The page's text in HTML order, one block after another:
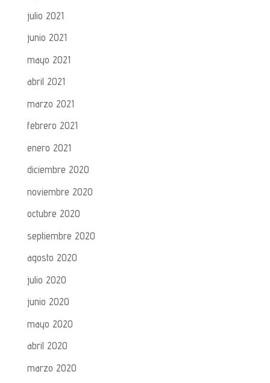
julio 2021
junio 2021
mayo 2021
abril 2021
marzo 2021
febrero 2021
enero 2021
diciembre 2020
noviembre 2020
octubre 2020
septiembre 2020
agosto 2020
julio 2020
junio 2020
mayo 2020
abril 2020
marzo 2020